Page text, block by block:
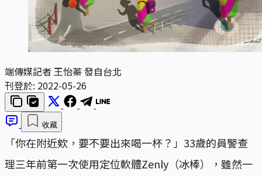
端傳媒記者 王怡蓁 發自台北
刊登於: 2022-05-26
收藏
「你在附近欸，要不要出來喝一杯？」33歲的員警查
理三年前第一次使用定位軟體Zenly（冰棒），雖然一